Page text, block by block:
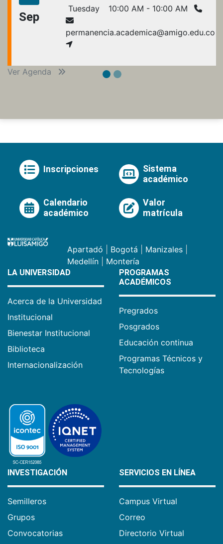
Sep
Tuesday 10:00 AM - 10:00 AM
permanencia.academica@amigo.edu.co
Ver Agenda
Inscripciones
Sistema
académico
Calendario
académico
Valor
matrícula
Apartadó Bogotá Manizales
Medellín
Montería
LA UNIVERSIDAD
Acerca de la Universidad
Institucional
Bienestar Institucional
Biblioteca
Internacionalización
PROGRAMAS
ACADÉMICOS
Pregrados
Posgrados
Educación continua
Programas Técnicos y
Tecnologías
INVESTIGACIÓN
Semilleros
Grupos
Convocatorias
SERVICIOS EN LÍNEA
Campus Virtual
Correo
Directorio Virtual